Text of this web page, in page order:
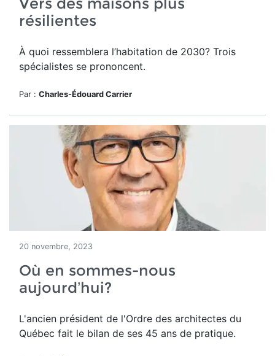
résilientes
À quoi ressemblera l’habitation de 2030? Trois
spécialistes se prononcent.
Par : Charles-Édouard Carrier
20 novembre, 2023
Où en sommes-nous
aujourd’hui?
L'ancien président de l'Ordre des architectes du
Québec fait le bilan de ses 45 ans de pratique.